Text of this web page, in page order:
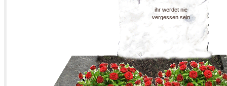
ihr werdet nie
vergessen sein